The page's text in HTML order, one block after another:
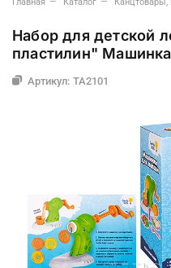
Набор для детской
пластилин"
Артикул: TA2101